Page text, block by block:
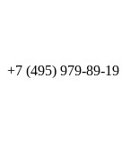
+7 (495) 979-89-19